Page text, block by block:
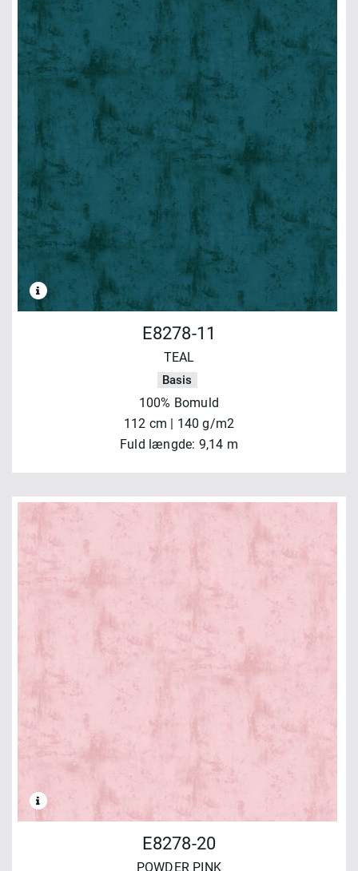
E8278-11
TEAL
Basis
100% Bomuld
112 cm | 140 g/m2
Fuld længde: 9,14 m
E8278-20
POWDER PINK